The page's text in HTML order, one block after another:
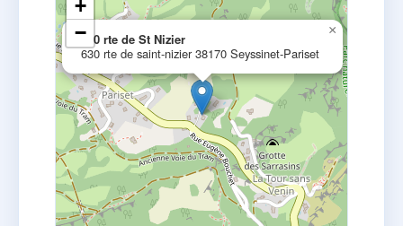
630 rte de St Nizier
630 rte de saint-nizier 38170 Seyssinet-Pariset
×
+
−